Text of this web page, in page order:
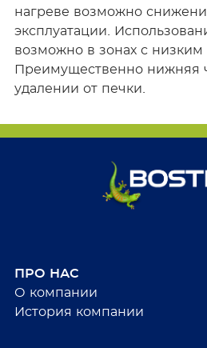
нагреве возможно
эксплуатации.
возможно в зонах с низким
Преимущественно нижняя
удалении от печки.
ПРО НАС
О компании
История компании